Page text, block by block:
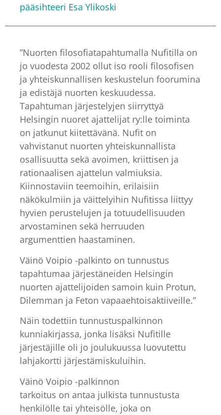
pääsihteeri Esa Ylikoski
”Nuorten filosofiatapahtumalla Nufitilla on
jo vuodesta 2002 ollut iso rooli filosofisen
ja yhteiskunnallisen keskustelun foorumina
ja edistäjä nuorten keskuudessa.
Tapahtuman järjestelyjen siirryttyä
Helsingin nuoret ajattelijat ry:lle toiminta
on jatkunut kiitettävänä. Nufit on
vahvistanut nuorten yhteiskunnallista
osallisuutta sekä avoimen, kriittisen ja
rationaalisen ajattelun valmiuksia.
Kiinnostaviin teemoihin, erilaisiin
näkökulmiin ja väittelyihin Nufitissa liittyy
hyvien perustelujen ja totuudellisuuden
arvostaminen sekä herruuden
argumenttien haastaminen.
Väinö Voipio -palkinto on tunnustus
tapahtumaa järjestäneiden Helsingin
nuorten ajattelijoiden samoin kuin Protun,
Dilemman ja Feton vapaaehtoisaktiiveille.”
Näin todettiin tunnustuspalkinnon
kunniakirjassa, jonka lisäksi Nufitille
järjestäjille oli jo joulukuussa luovutettu
lahjakortti järjestämiskuluihin.
Väinö Voipio -palkinnon
tarkoitus on antaa julkista tunnustusta
henkilölle tai yhteisölle, joka on